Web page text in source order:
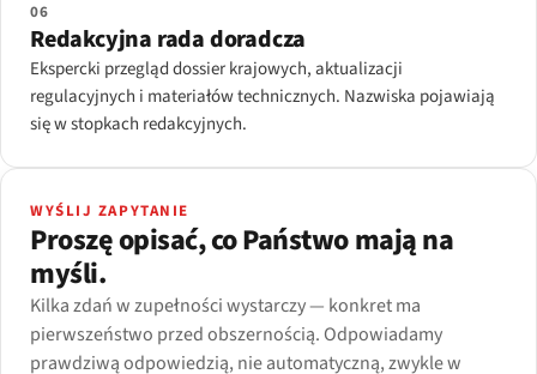
06
Redakcyjna rada doradcza
Ekspercki przegląd dossier krajowych, aktualizacji
regulacyjnych i materiałów technicznych. Nazwiska pojawiają
się w stopkach redakcyjnych.
WYŚLIJ ZAPYTANIE
Proszę opisać, co Państwo mają na
myśli.
Kilka zdań w zupełności wystarczy — konkret ma
pierwszeństwo przed obszernością. Odpowiadamy
prawdziwą odpowiedzią, nie automatyczną, zwykle w